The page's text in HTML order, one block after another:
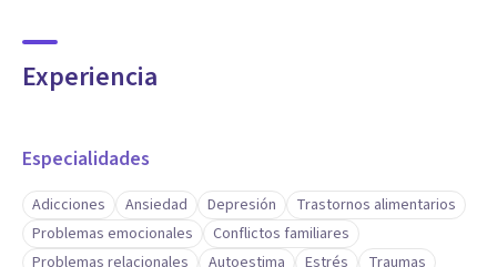
Experiencia
Especialidades
Adicciones Ansiedad Depresión
Trastornos alimentarios
Problemas emocionales
Conflictos familiares
Problemas relacionales
Autoestima Estrés Traumas